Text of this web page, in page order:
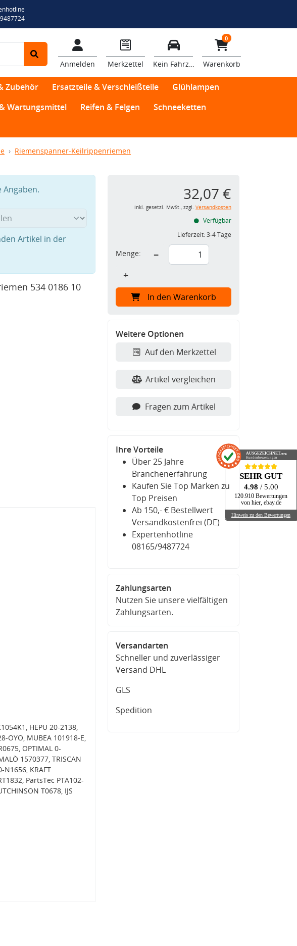
Anmelden Merkzettel Kein Fahrzeug
0
Warenkorb
Zubehör Ersatzteile & Verschleißteile
Glühlampen
Wartungsmittel Reifen & Felgen
Schneeketten
Riemenspanner-Keilrippenriemen
Angaben.
Artikel in der
534 0186 10
HEPU 20-2138,
OYO, MUBEA 101918-E,
OPTIMAL 0-
1570377, TRISCAN
N1656, KRAFT
PartsTec PTA102-
T0678, IJS
32,07 €
inkl. gesetzl. MwSt., zzgl. Versandkosten
Verfügbar
Lieferzeit:3-4 Tage
Menge:
−
+
In den Warenkorb
Weitere Optionen
Auf den Merkzettel
Artikel vergleichen
Fragen zum Artikel
Ihre Vorteile
Über 25 Jahre
Branchenerfahrung
Kaufen Sie Top Marken zu
Top Preisen
Ab 150,- € Bestellwert
Versandkostenfrei (DE)
Expertenhotline
08165/9487724
Zahlungsarten
Nutzen Sie unsere vielfältigen
Zahlungsarten.
Versandarten
Schneller und zuverlässiger
Versand DHL
GLS
Spedition
AUSGEZEICHNET.org
Kundenbewertungen
SEHR GUT
4.98 / 5.00
120.910 Bewertungen
von hier, ebay.de
Hinweis zu den Bewertungen